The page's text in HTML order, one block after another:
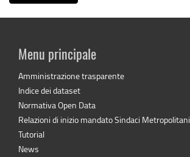
Menu principale
Amministrazione trasparente
Indice dei dataset
Normativa Open Data
Relazioni di inizio mandato Sindaci Metropolitani
Tutorial
News